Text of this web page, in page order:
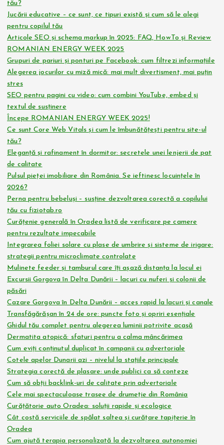
tău?
Jucării educative – ce sunt, ce tipuri există și cum să le alegi
pentru copilul tău
Articole SEO și schema markup în 2025: FAQ, HowTo și Review
ROMANIAN ENERGY WEEK 2025
Grupuri de pariuri și ponturi pe Facebook: cum filtrezi informațiile
Alegerea jocurilor cu miză mică: mai mult divertisment, mai puțin
stres
SEO pentru pagini cu video: cum combini YouTube, embed și
textul de susținere
Începe ROMANIAN ENERGY WEEK 2025!
Ce sunt Core Web Vitals și cum le îmbunătățești pentru site-ul
tău?
Eleganță și rafinament în dormitor: secretele unei lenjerii de pat
de calitate
Pulsul pieței imobiliare din România. Se ieftinesc locuințele în
2026?
Perna pentru bebeluși – susține dezvoltarea corectă a copilului
tău cu fiziotab.ro
Curățenie generală în Oradea listă de verificare pe camere
pentru rezultate impecabile
Integrarea foliei solare cu plase de umbrire și sisteme de irigare:
strategii pentru microclimate controlate
Mulinete feeder și tamburul care îți așază distanța la locul ei
Excursii Gorgova în Delta Dunării – lacuri cu nuferi și colonii de
păsări
Cazare Gorgova în Delta Dunării – acces rapid la lacuri și canale
Transfăgărășan în 24 de ore: puncte foto și opriri esențiale
Ghidul tău complet pentru alegerea luminii potrivite acasă
Dermatita atopică: sfaturi pentru a calma mâncărimea
Cum eviți conținutul duplicat în campanii cu advertoriale
Cotele apelor Dunarii azi – nivelul la stațiile principale
Strategia corectă de plasare: unde publici ca să conteze
Cum să obții backlink-uri de calitate prin advertoriale
Cele mai spectaculoase trasee de drumeție din România
Curățătorie auto Oradea: soluții rapide și ecologice
Cât costă serviciile de spălat saltea și curățare tapițerie în
Oradea
Cum ajută terapia personalizată la dezvoltarea autonomiei